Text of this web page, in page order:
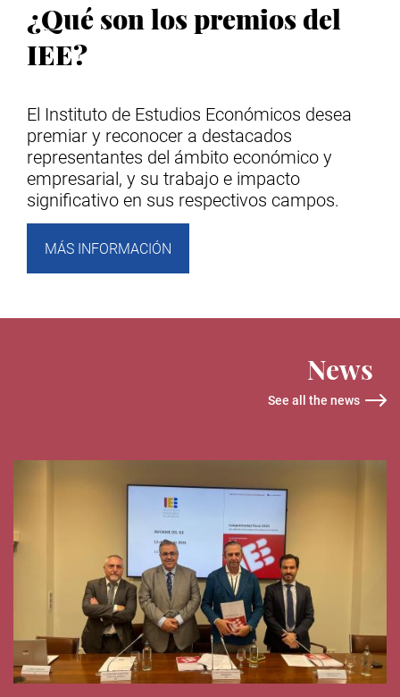
¿Qué son los premios del
IEE?
El Instituto de Estudios Económicos desea
premiar y reconocer a destacados
representantes del ámbito económico y
empresarial, y su trabajo e impacto
significativo en sus respectivos campos.
MÁS INFORMACIÓN
News
See all the news